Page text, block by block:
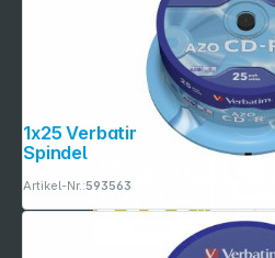
1x25 Verbatim Data Life Plus CD-R 80, 52x Speed,
Spindel
Artikel-Nr.:593563